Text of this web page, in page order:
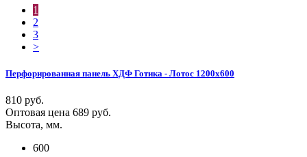
1
2
3
>
Перфорированная панель ХДФ Готика - Лотос 1200х600
810 руб.
Оптовая цена 689 руб.
Высота, мм.
600